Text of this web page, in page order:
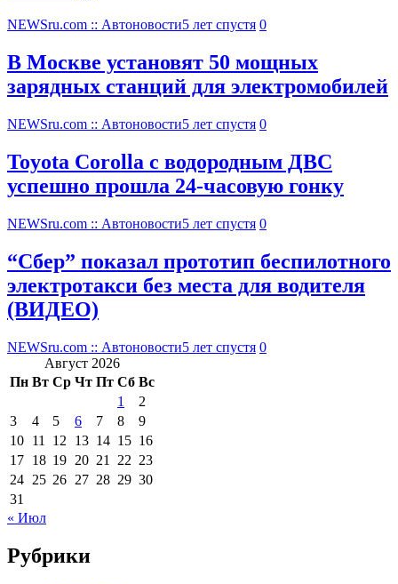
NEWSru.com :: Автоновости5 лет спустя 0
В Москве установят 50 мощных
зарядных станций для электромобилей
NEWSru.com :: Автоновости5 лет спустя 0
Toyota Corolla с водородным ДВС
успешно прошла 24-часовую гонку
NEWSru.com :: Автоновости5 лет спустя 0
“Сбер” показал прототип беспилотного
электротакси без места для водителя
(ВИДЕО)
NEWSru.com :: Автоновости5 лет спустя 0
Август 2026
Пн Вт Ср Чт Пт Сб Вс
1
2
3
4 5 6 7 8
9
10 11 12 13 14 15 16
17 18 19 20 21 22 23
24 25 26 27 28 29 30
31
« Июл
Рубрики